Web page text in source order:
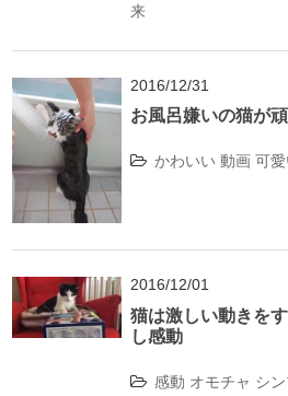
来
2016/12/31
お風呂嫌いの猫が
かわいい 動画 可
2016/12/01
猫は激しい動きを
し感動
感動 オモチャ シ